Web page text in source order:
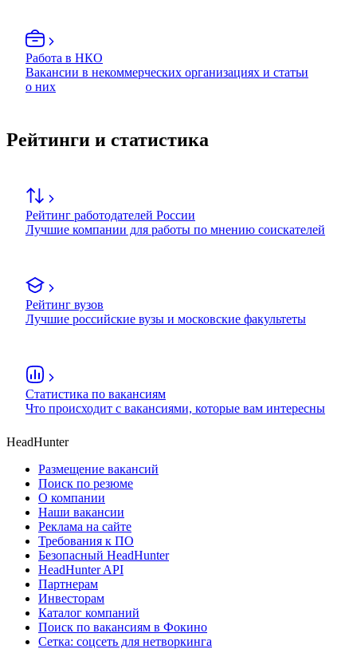
Работа в НКО
Вакансии в некоммерческих организациях и статьи
о них
Рейтинги и статистика
Рейтинг работодателей России
Лучшие компании для работы по мнению соискателей
Рейтинг вузов
Лучшие российские вузы и московские факультеты
Статистика по вакансиям
Что происходит с вакансиями, которые вам интересны
HeadHunter
Размещение вакансий
Поиск по резюме
О компании
Наши вакансии
Реклама на сайте
Требования к ПО
Безопасный HeadHunter
HeadHunter API
Партнерам
Инвесторам
Каталог компаний
Поиск по вакансиям в Фокино
Сетка: соцсеть для нетворкинга